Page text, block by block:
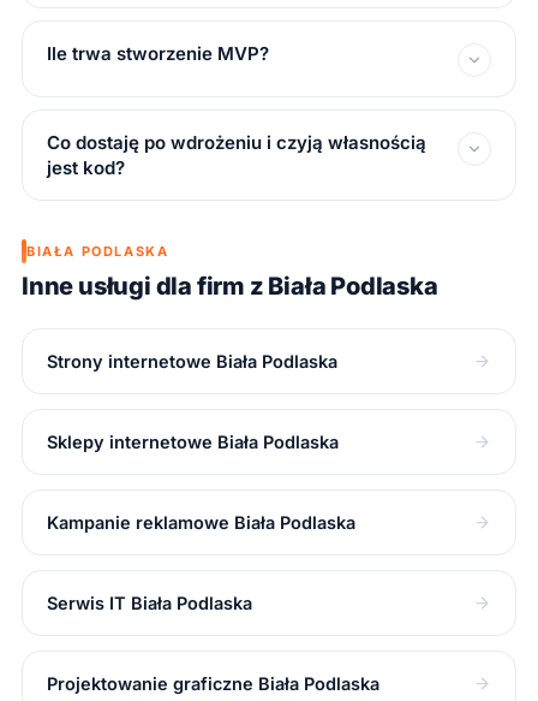
Ile trwa stworzenie MVP?
Co dostaję po wdrożeniu i czyją własnością
jest kod?
BIAŁA PODLASKA
Inne usługi dla firm z Biała Podlaska
Strony internetowe Biała Podlaska
Sklepy internetowe Biała Podlaska
Kampanie reklamowe Biała Podlaska
Serwis IT Biała Podlaska
Projektowanie graficzne Biała Podlaska